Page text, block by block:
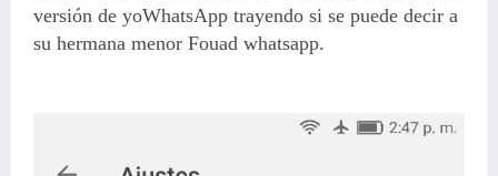
versión de yoWhatsApp trayendo si se puede decir a
su hermana menor Fouad whatsapp.